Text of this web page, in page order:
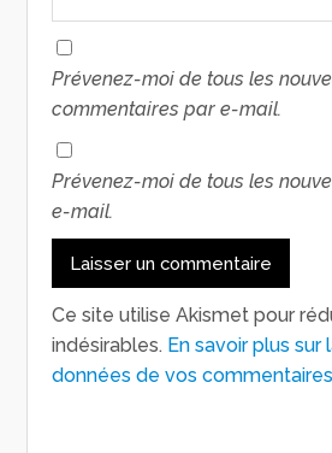
Prévenez-moi de tous les
commentaires par e-mail.
Prévenez-moi de tous les
e-mail.
Ce site utilise Akismet pour
indésirables. En savoir plus
données de vos